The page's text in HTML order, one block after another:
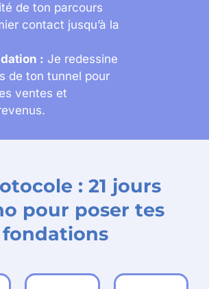
de ton parcours
contact jusqu’à la
: Je redessine
de ton tunnel pour
ventes et
: 21 jours
pour poser tes
fondations